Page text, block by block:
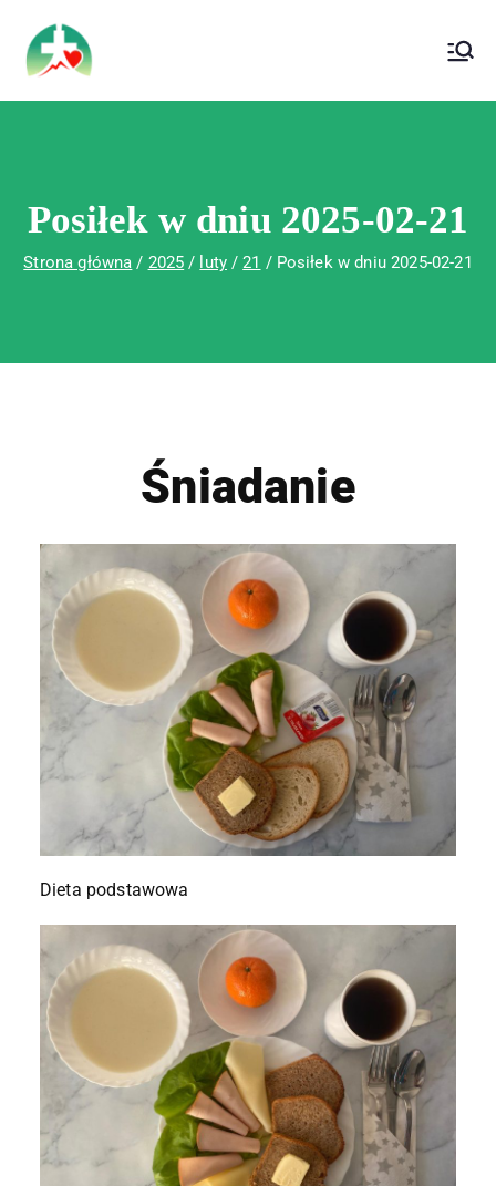
Wojewódzki Szpital Specjalistyczny im.
Św. Rafała w Czerwonej Górze
Posiłek w dniu 2025-02-21
Strona główna 2025 luty 21 Posiłek w dniu 2025-02-21
Śniadanie
Dieta podstawowa